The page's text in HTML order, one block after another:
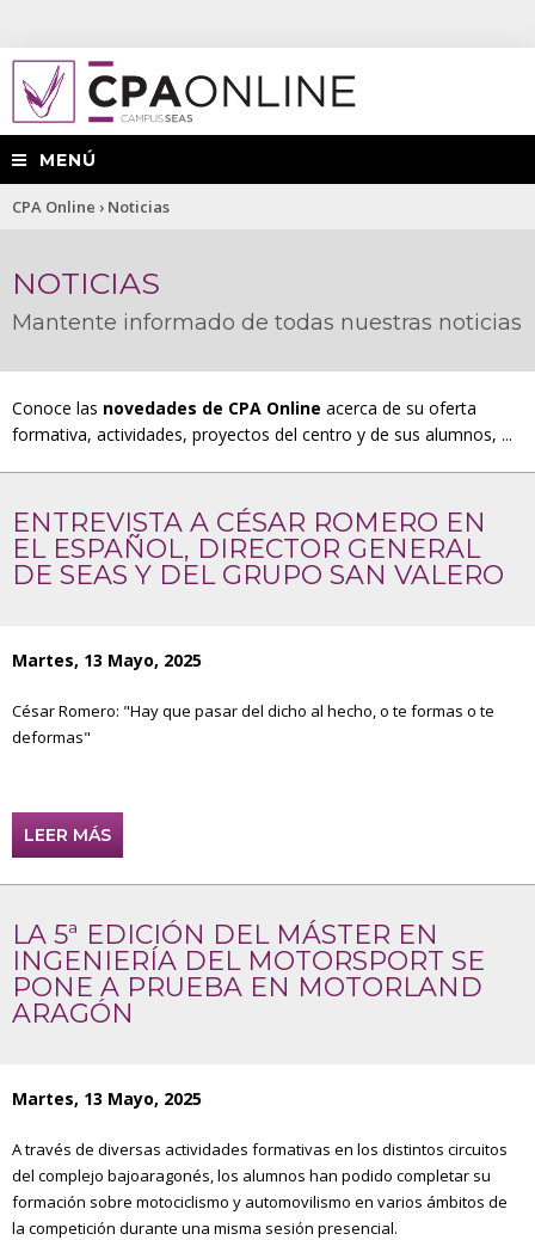
MENÚ
Usted
aquí
CPA Online › Noticias
NOTICIAS
Mantente informado de todas nuestras noticias
Conoce las novedades de CPA Online acerca de su oferta
formativa, actividades, proyectos del centro y de sus alumnos, ...
ENTREVISTA A CÉSAR ROMERO EN
EL ESPAÑOL, DIRECTOR GENERAL
DE SEAS Y DEL GRUPO SAN VALERO
Martes, 13 Mayo, 2025
César Romero: "Hay que pasar del dicho al hecho, o te formas o te
deformas"
LEER MÁS
LA 5ª EDICIÓN DEL MÁSTER EN
INGENIERÍA DEL MOTORSPORT SE
PONE A PRUEBA EN MOTORLAND
ARAGÓN
Martes, 13 Mayo, 2025
A través de diversas actividades formativas en los distintos circuitos
del complejo bajoaragonés, los alumnos han podido completar su
formación sobre motociclismo y automovilismo en varios ámbitos de
la competición durante una misma sesión presencial.